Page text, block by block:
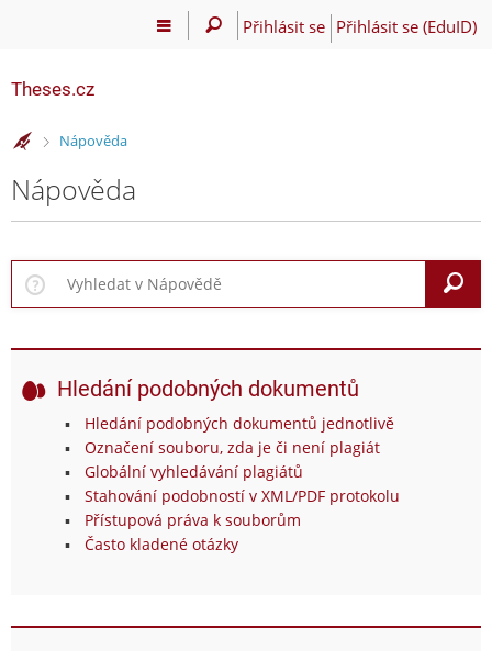
Přihlásit se Přihlásit se (EduID)
Theses.cz
>Nápověda
Nápověda
Hledání podobných dokumentů
Hledání podobných dokumentů jednotlivě
Označení souboru, zda je či není plagiát
Globální vyhledávání plagiátů
Stahování podobností v XML/PDF protokolu
Přístupová práva k souborům
Často kladené otázky